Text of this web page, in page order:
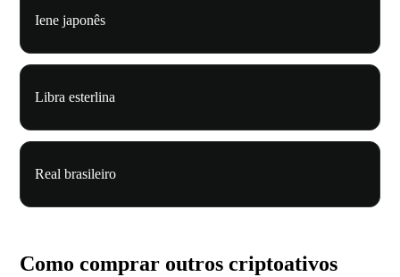
Iene japonês
Libra esterlina
Real brasileiro
Como comprar outros criptoativos